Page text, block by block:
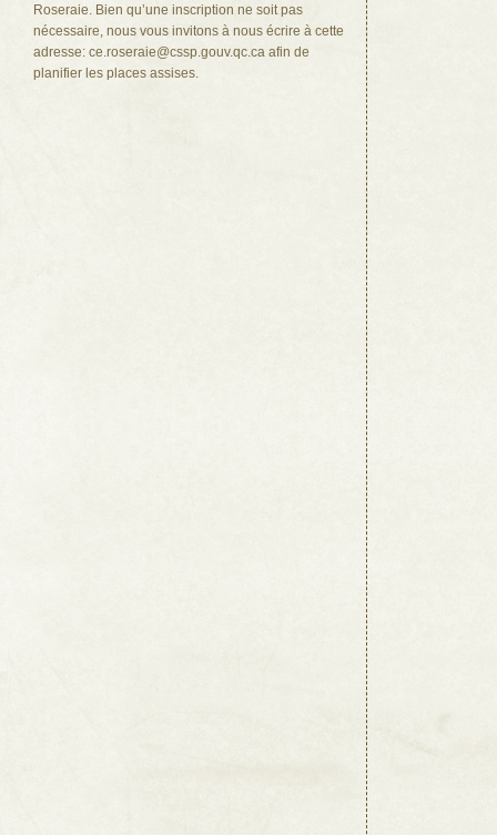
Roseraie. Bien qu’une inscription ne soit pas
nécessaire, nous vous invitons à nous écrire à cette
adresse: ce.roseraie@cssp.gouv.qc.ca afin de
planifier les places assises.